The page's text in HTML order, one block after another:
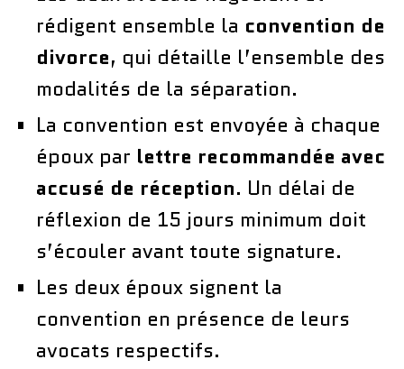
rédigent ensemble la convention de
divorce, qui détaille l’ensemble des
modalités de la séparation.
La convention est envoyée à chaque
époux par lettre recommandée avec
accusé de réception. Un délai de
réflexion de 15 jours minimum doit
s’écouler avant toute signature.
Les deux époux signent la
convention en présence de leurs
avocats respectifs.